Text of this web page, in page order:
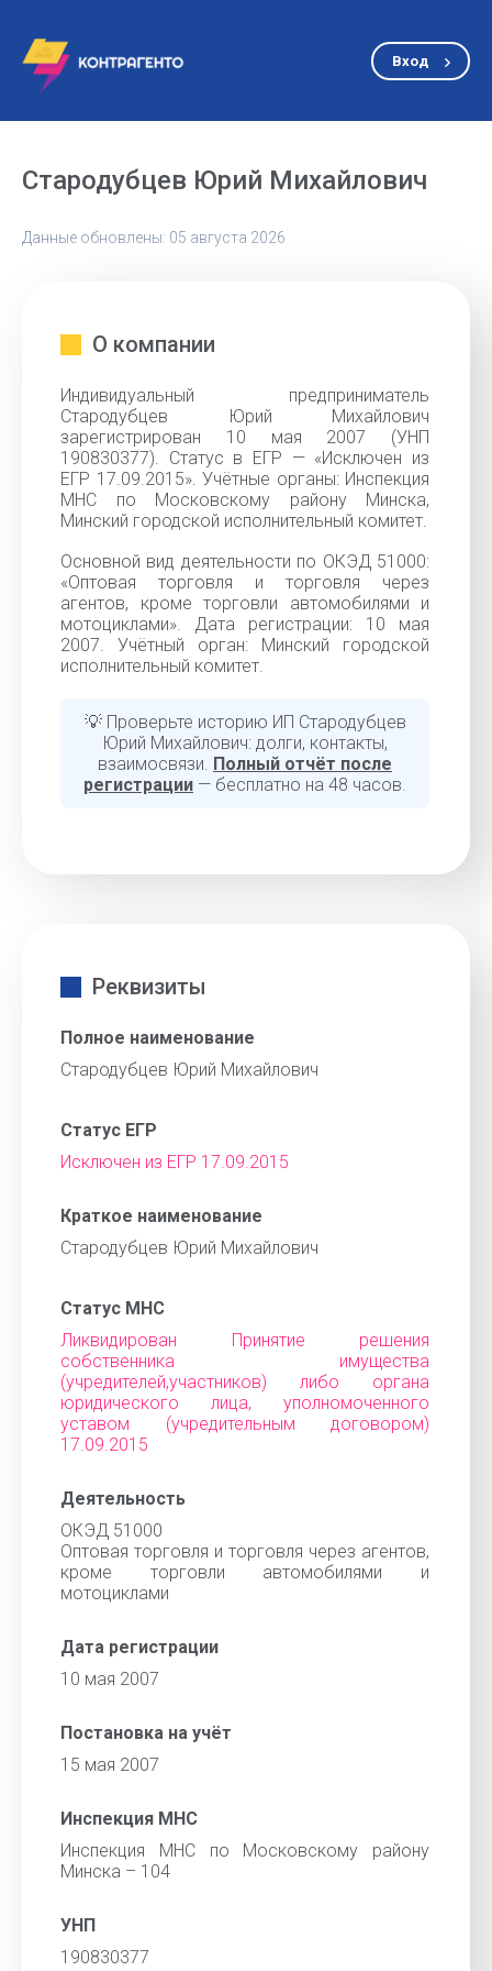
Вход
Стародубцев Юрий Михайлович
Данные обновлены: 05 августа 2026
О компании
Индивидуальный предприниматель
Стародубцев Юрий Михайлович
зарегистрирован 10 мая 2007 (УНП
190830377). Статус в ЕГР — «Исключен из
ЕГР 17.09.2015». Учётные органы: Инспекция
МНС по Московскому району Минска,
Минский городской исполнительный комитет.
Основной вид деятельности по ОКЭД 51000:
«Оптовая торговля и торговля через
агентов, кроме торговли автомобилями и
мотоциклами». Дата регистрации: 10 мая
2007. Учётный орган: Минский городской
исполнительный комитет.
💡 Проверьте историю ИП Стародубцев
Юрий Михайлович: долги, контакты,
взаимосвязи. Полный отчёт после
регистрации — бесплатно на 48 часов.
Реквизиты
Полное наименование
Стародубцев Юрий Михайлович
Статус ЕГР
Исключен из ЕГР 17.09.2015
Краткое наименование
Стародубцев Юрий Михайлович
Статус МНС
Ликвидирован Принятие решения
собственника имущества
(учредителей,участников) либо органа
юридического лица, уполномоченного
уставом (учредительным договором)
17.09.2015
Деятельность
ОКЭД 51000
Оптовая торговля и торговля через агентов,
кроме торговли автомобилями и
мотоциклами
Дата регистрации
10 мая 2007
Постановка на учёт
15 мая 2007
Инспекция МНС
Инспекция МНС по Московскому району
Минска – 104
УНП
190830377